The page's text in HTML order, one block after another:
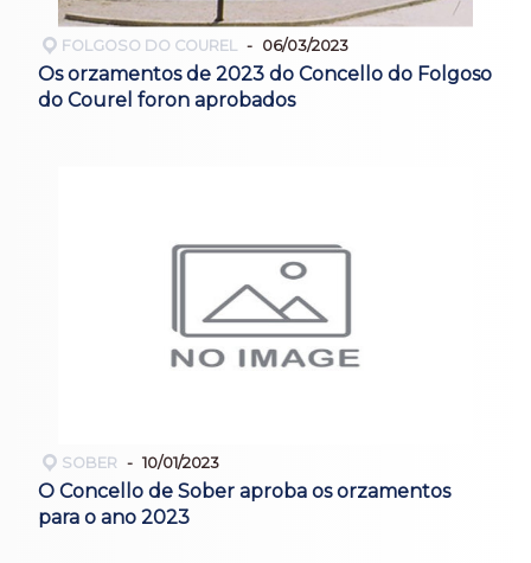
FOLGOSO DO COUREL 06/03/2023
Os orzamentos de 2023 do Concello do Folgoso
do Courel foron aprobados
SOBER 10/01/2023
O Concello de Sober aproba os orzamentos
para o ano 2023